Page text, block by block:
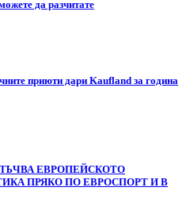
да разчитате
приюти дари Kaufland за година
ЕВРОПЕЙСКОТО
ПРЯКО ПО ЕВРОСПОРТ И В